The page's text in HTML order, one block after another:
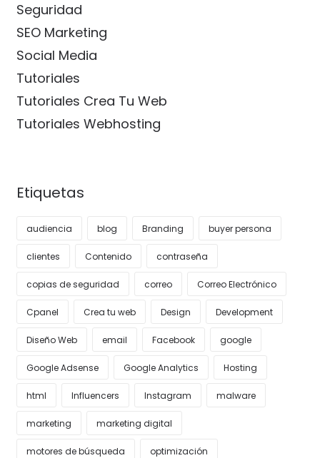
Seguridad
SEO Marketing
Social Media
Tutoriales
Tutoriales Crea Tu Web
Tutoriales Webhosting
Etiquetas
audiencia blog Branding buyer persona
clientes Contenido contraseña
copias de seguridad correo Correo Electrónico
Cpanel Crea tu web Design Development
Diseño Web email Facebook google
Google Adsense Google Analytics Hosting
html Influencers Instagram malware
marketing marketing digital
motores de búsqueda optimización